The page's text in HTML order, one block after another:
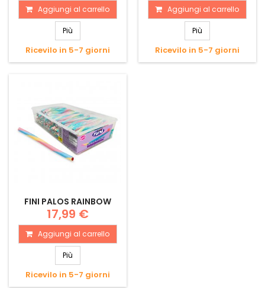
Aggiungi al carrello
Più
Ricevilo in 5-7 giorni
Aggiungi al carrello
Più
Ricevilo in 5-7 giorni
FINI PALOS RAINBOW
17,99 €
Aggiungi al carrello
Più
Ricevilo in 5-7 giorni